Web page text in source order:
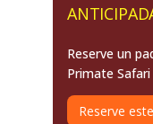
Reserve un
Primate
Reserve